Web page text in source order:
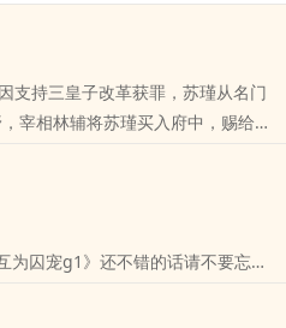
持三皇子改革获罪，苏瑾从名门
宰相林辅将苏瑾买入府中，赐给女
规矩——睡脚踏，寅时起，奉茶水温
伤也不吭声，心想：这人倒是能
倒台，苏家平反。昔日跪在脚踏上
为囚宠gl》还不错的话请不要忘记
为囚宠g1》还不错的话请不要忘记